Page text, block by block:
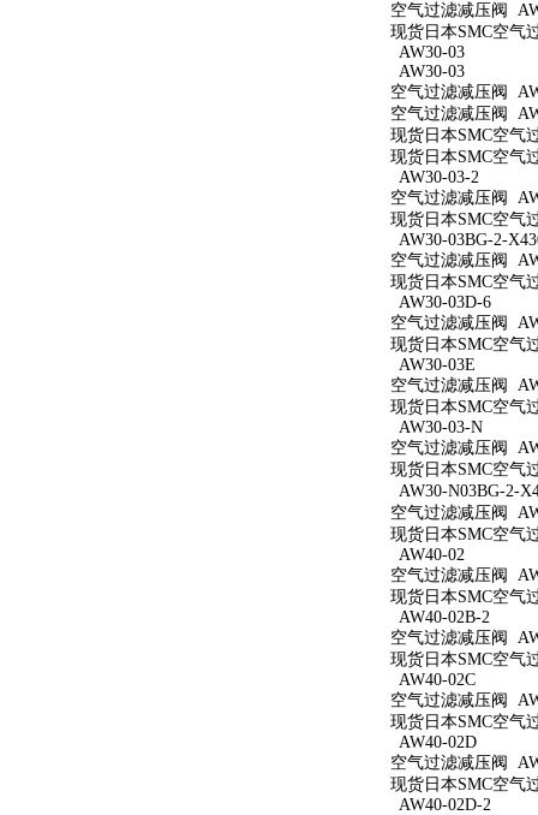
空气过滤减压阀
现货日本SMC空气
AW30-03
AW30-03
空气过滤减压阀
空气过滤减压阀
现货日本SMC空气
现货日本SMC空气
AW30-03-2
空气过滤减压阀
现货日本SMC空气
AW30-03BG-2-
空气过滤减压阀
现货日本SMC空气
AW30-03D-6
空气过滤减压阀
现货日本SMC空气
AW30-03E
空气过滤减压阀
现货日本SMC空气
AW30-03-N
空气过滤减压阀
现货日本SMC空气
AW30-N03BG-2-
空气过滤减压阀
现货日本SMC空气
AW40-02
空气过滤减压阀
现货日本SMC空气
AW40-02B-2
空气过滤减压阀
现货日本SMC空气
AW40-02C
空气过滤减压阀
现货日本SMC空气
AW40-02D
空气过滤减压阀
现货日本SMC空气
AW40-02D-2